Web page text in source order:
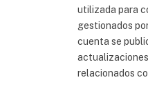
utilizada para
gestionados
cuenta se
relacionados